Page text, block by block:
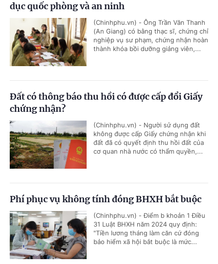
dục quốc phòng và an ninh
(Chinhphu.vn) - Ông Trần Văn Thanh
(An Giang) có bằng thạc sĩ, chứng chỉ
nghiệp vụ sư phạm, chứng nhận hoàn
thành khóa bồi dưỡng giảng viên,...
Đất có thông báo thu hồi có được cấp đổi Giấy
chứng nhận?
(Chinhphu.vn) - Người sử dụng đất
không được cấp Giấy chứng nhận khi
đất đã có quyết định thu hồi đất của
cơ quan nhà nước có thẩm quyền,...
Phí phục vụ không tính đóng BHXH bắt buộc
(Chinhphu.vn) - Điểm b khoản 1 Điều
31 Luật BHXH năm 2024 quy định:
"Tiền lương tháng làm căn cứ đóng
bảo hiểm xã hội bắt buộc là mức...